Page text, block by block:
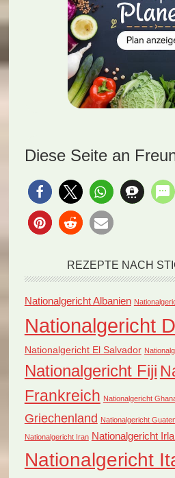
Diese Seite an
REZEPTE NACH
Nationalgericht Albanien
Nationalgericht
Nationalgericht El Salvador
Nationalgericht Fiji
Frankreich Nationalgericht
Griechenland Nationalgericht
Nationalgericht Iran Nationalgericht
Nationalgericht